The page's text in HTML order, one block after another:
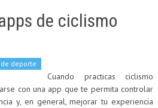
de ciclismo
deporte
Cuando practicas ciclismo
con una app que te permita controlar
y, en general, mejorar tu experiencia